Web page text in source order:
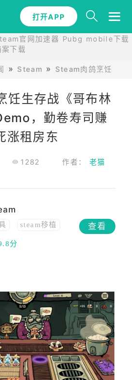
打开APP
官网加速器 Pubg mobile下载
下载
Steam Steam肉鸽烹饪生存
饪生存战《哥布林
，勤卷寿司赚
涨租房东
1282 作者：老猫
steam移植
分
查看